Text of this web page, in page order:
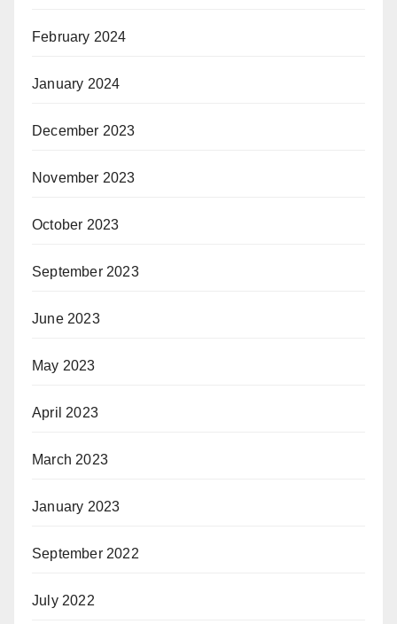
February 2024
January 2024
December 2023
November 2023
October 2023
September 2023
June 2023
May 2023
April 2023
March 2023
January 2023
September 2022
July 2022